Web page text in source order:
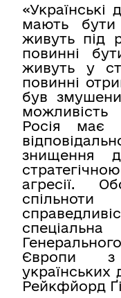
«Українські
мають бути
живуть під
повинні
живуть у
повинні
був
можливість
Росія має
знищення
агресії.
Європи з
українських
Рейкфйорд